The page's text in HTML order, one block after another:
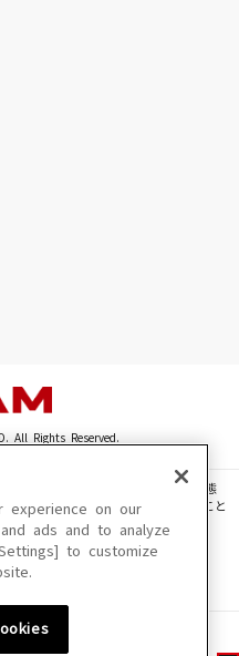
All Rights Reserved.
・写真・動画・音声等を、手段や形態
で複製、転載、ファイル化などすること
だけない場合があります。
になる場合があります。
experience on our
ads and to analyze
to customize